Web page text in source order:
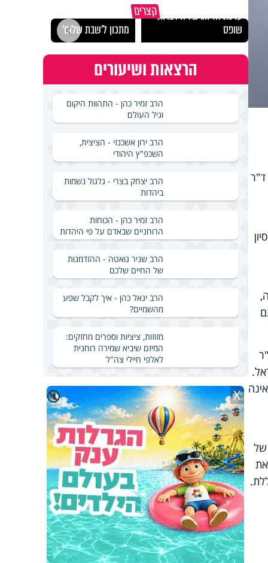
ד"ר
של
קצריםערכת הזיווג של הידברות
שופס
מתכון ל׳שבת שלום׳
הרצאות ושיעורים
הרב זמיר כהן - התהוות היקום
וגיל העולם
הרב ירון אשכנזי - הציצית,
השכפ"ץ היהודי
הרב יצחק בצרי - גלגול נשמות
ביהדות
הרב זמיר כהן - הכוחות
הרוחניים שבאדם על פי היהדות
הרב שניר גואטה - ההזדמנות
של החיים שלכם
הרב יגאל כהן - איך לקבל שפע
מהשמיים?
מזוזות, ציציות וספרים מחזקים:
המיזם שיביא שמירה רוחנית
לאלפי חיילי צה"ל
🔇 X